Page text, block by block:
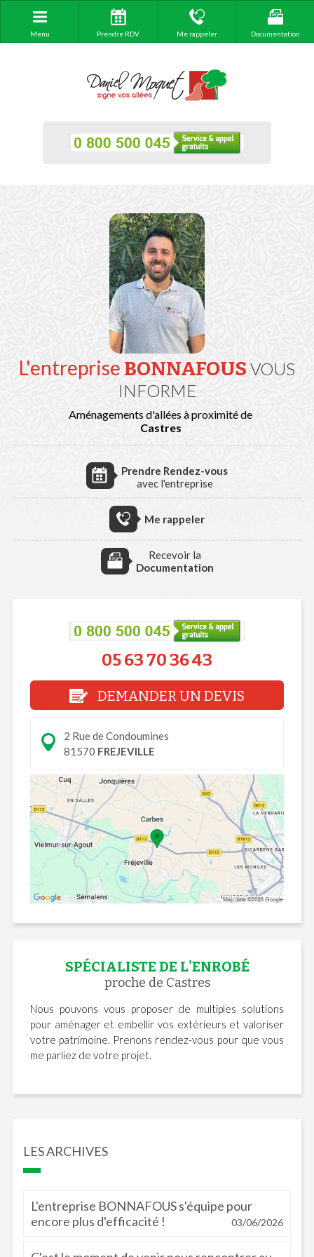
Menu Prendre RDV Me rappeler Documentation
L'entreprise BONNAFOUS VOUS
INFORME
Aménagements d'allées à proximité de
Castres
Prendre Rendez-vous
avec l'entreprise
Me rappeler
Recevoir la
Documentation
05 63 70 36 43
DEMANDER UN DEVIS
2 Rue de Condoumines
81570 FREJEVILLE
SPÉCIALISTE DE L'ENROBÉ
proche de Castres
Nous pouvons vous proposer de multiples solutions
pour aménager et embellir vos extérieurs et valoriser
votre patrimoine. Prenons rendez-vous pour que vous
me parliez de votre projet.
LES ARCHIVES
L'entreprise BONNAFOUS s'équipe pour
encore plus d'efficacité !
03/06/2026